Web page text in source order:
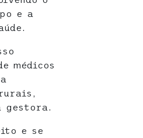
e a
médicos
gestora.
e se